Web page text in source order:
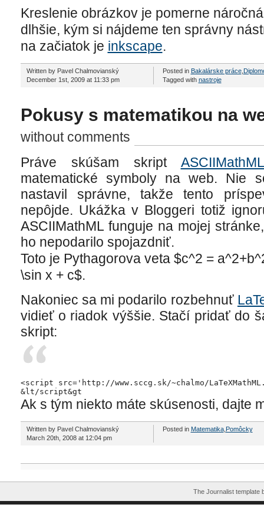
Kreslenie obrázkov je pomerne
dlhšie, kým si nájdeme ten správny
na začiatok je inkscape.
Written by Pavel Chalmovianský
December 1st, 2009 at 11:33 pm
Posted in Bakalárske práce,
Tagged with nastroje
Pokusy s matematikou na
without comments
Práve skúšam skript ASCIIMathML
matematické symboly na web. Nie
nastavil správne, takže tento
nepôjde. Ukážka v Bloggeri totiž
ASCIIMathML funguje na mojej
ho nepodarilo spojazdniť.
Toto je Pythagorova veta $c^2 =
\sin x + c$.
Nakoniec sa mi podarilo rozbehnuť
vidieť o riadok výššie. Stačí pridať do
skript:
<script src='http://www.sccg.sk/~chalmo/
&lt/script&gt
Ak s tým niekto máte skúsenosti, dajte
Written by Pavel Chalmovianský
March 20th, 2008 at 12:04 pm
Posted in Matematika, Pomôcky
The Journalist template